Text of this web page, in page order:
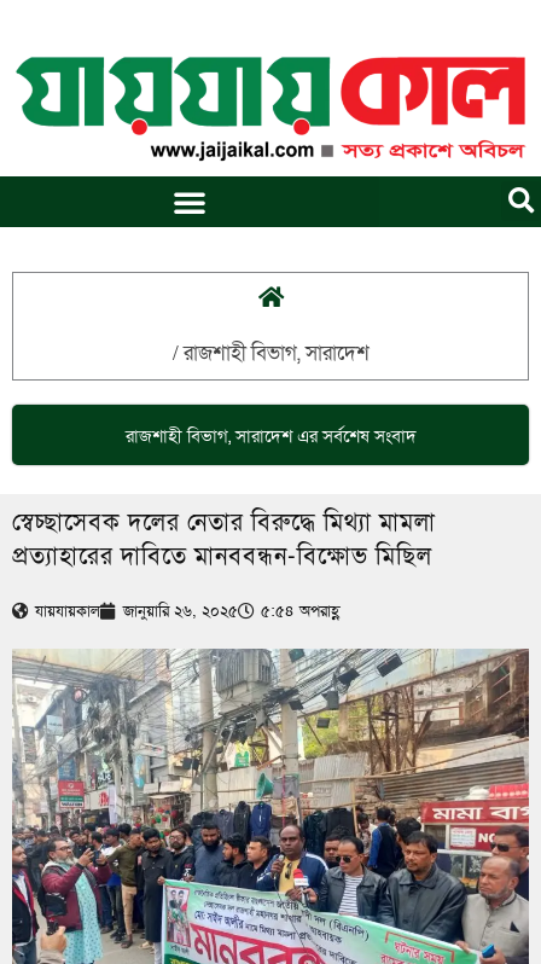
content
/রাজশাহী বিভাগ,সারাদেশ
রাজশাহী বিভাগ,সারাদেশএর সর্বশেষ সংবাদ
স্বেচ্ছাসেবক দলের নেতার বিরুদ্ধে মিথ্যা মামলা
প্রত্যাহারের দাবিতে মানববন্ধন-বিক্ষোভ মিছিল
যায়যায়কাল জানুয়ারি ২৬, ২০২৫ ৫:৫৪ অপরাহ্ণ